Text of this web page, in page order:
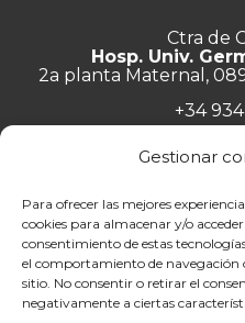
Gestionar
Para ofrecer las mejores
cookies para almacenar y/o
consentimiento de estas
el comportamiento de navegación
sitio. No consentir o retirar el
negativamente a ciertas
Ctra de
Hosp. Univ.
2a planta Maternal,
+34
Trabaja
Canal de